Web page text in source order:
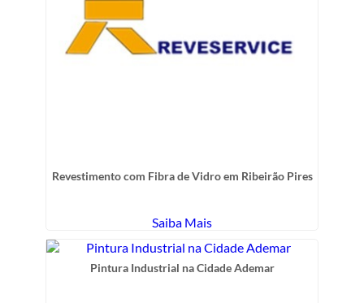
Revestimento com Fibra de Vidro em Ribeirão Pires
Saiba Mais
Pintura Industrial na Cidade Ademar